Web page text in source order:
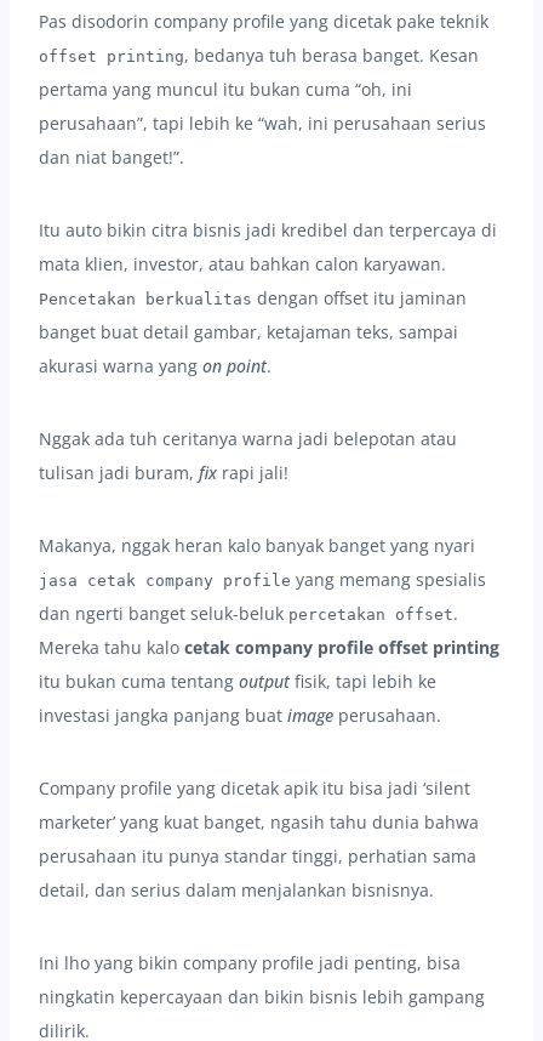
Pas disodorin company profile yang dicetak pake teknik
offset printing, bedanya tuh berasa banget. Kesan
pertama yang muncul itu bukan cuma “oh, ini
perusahaan”, tapi lebih ke “wah, ini perusahaan serius
dan niat banget!”.
Itu auto bikin citra bisnis jadi kredibel dan terpercaya di
mata klien, investor, atau bahkan calon karyawan.
Pencetakan berkualitas dengan offset itu jaminan
banget buat detail gambar, ketajaman teks, sampai
akurasi warna yang on point.
Nggak ada tuh ceritanya warna jadi belepotan atau
tulisan jadi buram, fix rapi jali!
Makanya, nggak heran kalo banyak banget yang nyari
jasa cetak company profile yang memang spesialis
dan ngerti banget seluk-beluk percetakan offset.
Mereka tahu kalo cetak company profile offset printing
itu bukan cuma tentang outputfisik, tapi lebih ke
investasi jangka panjang buat image perusahaan.
Company profile yang dicetak apik itu bisa jadi ‘silent
marketer’ yang kuat banget, ngasih tahu dunia bahwa
perusahaan itu punya standar tinggi, perhatian sama
detail, dan serius dalam menjalankan bisnisnya.
Ini lho yang bikin company profile jadi penting, bisa
ningkatin kepercayaan dan bikin bisnis lebih gampang
dilirik.